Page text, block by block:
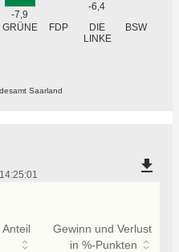
GRÜNE FDP
DIE
LINKE
BSW
-7,9
-6,4
Saarland
file_download
Anteil
Gewinn und Verlust
in %-Punkten